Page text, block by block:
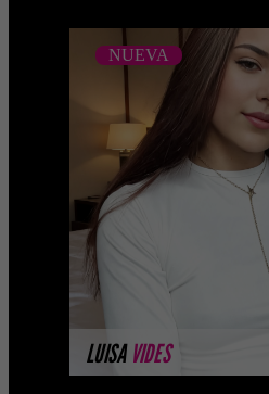
LUISA VIDES
NUEVA
LUISA VIDES
...Próximamente....
modelos aún no tienen
disponibles en la web
completando su ses ...
MÁS